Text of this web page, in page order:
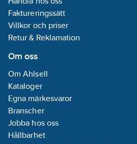
Faktureringssätt
Villkor och priser
Retur & Reklamation
Om oss
Om Ahlsell
Kataloger
Egna märkesvaror
Branscher
Jobba hos oss
Hållbarhet